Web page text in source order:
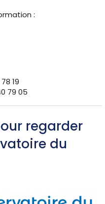
:
19
79 05
regarder
du